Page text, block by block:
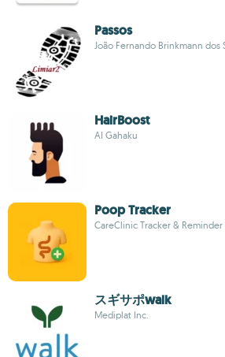
Passos
João Fernando Brinkmann dos
HairBoost
AI Gahaku
Poop Tracker
CareClinic Tracker & Reminder
スギサポwalk
Mediplat Inc.